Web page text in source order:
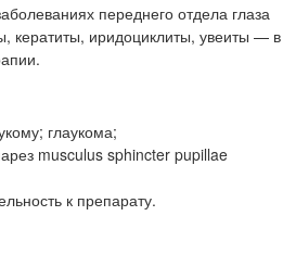
переднего отдела глаза
кератиты, иридоциклиты, увеиты — в
глаукома;
musculus sphincter pupillae
к препарату.